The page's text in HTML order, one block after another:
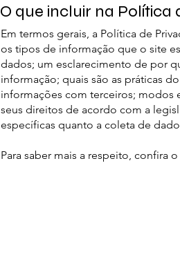
O que incluir na Política
Em termos gerais, a Política de
os tipos de informação que o site
dados; um esclarecimento de por
informação; quais são as práticas
informações com terceiros; modos
seus direitos de acordo com a
específicas quanto a coleta de
Para saber mais a respeito, confira